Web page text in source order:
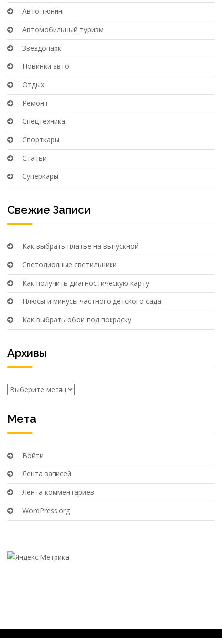
Авто тюнинг
Автомобильный туризм
Звездопарк
Новинки авто
Отдых
Ремонт
Спецтехника
Спорткары
Статьи
Суперкары
Свежие Записи
Как выбрать платье на выпускной
Светодиодные светильники
Как получить диагностическую карту
Плюсы и минусы частного детского сада
Как выбрать обои под покраску
Архивы
Архивы
Мета
Войти
Лента записей
Лента комментариев
WordPress.org